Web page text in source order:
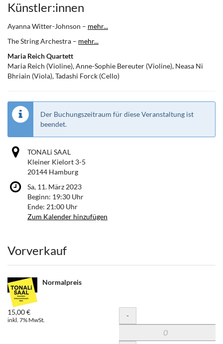
Künstler:innen
Ayanna Witter-Johnson – mehr...
The String Archestra – mehr...
Maria Reich Quartett
Maria Reich (Violine), Anne-Sophie Bereuter (Violine), Neasa Ni
Bhriain (Viola), Tadashi Forck (Cello)
Der Buchungszeitraum für diese Veranstaltung ist
beendet.
TONALi SAAL
Kleiner Kielort 3-5
20144 Hamburg
Sa, 11. März 2023
Beginn: 19:30 Uhr
Ende: 21:00 Uhr
Zum Kalender hinzufügen
Produkte
Vorverkauf
Normalpreis
15,00 €
inkl. 7% MwSt. Menge
-